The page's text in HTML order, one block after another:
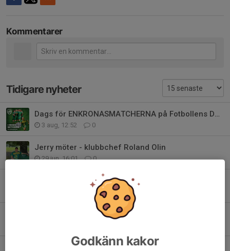
Kommentarer
Tidigare nyheter
Dags för ENKRONASMATCHERNA på Fotbollens Dag!
3 aug, 12:52 0
Jerry möter - klubbchef Roland Olin
29 jun, 16:01 0
Premiär för VM kollektionen med Wargön stuk!
0
Ta chansen - möjlighet till sommarjobb/extrajobb!
Godkänn kakor